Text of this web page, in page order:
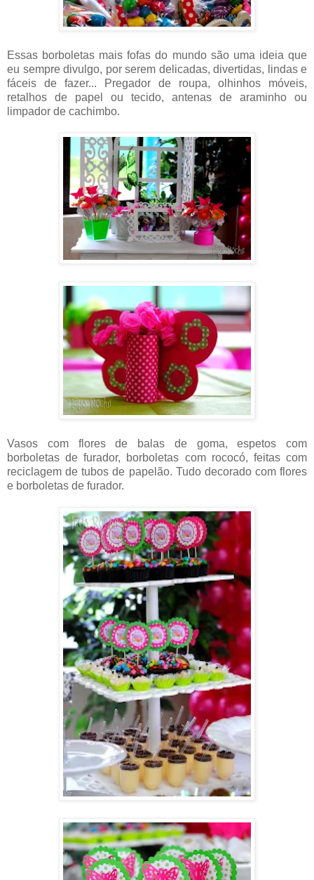
Essas borboletas mais fofas do mundo são uma ideia que
eu sempre divulgo, por serem delicadas, divertidas, lindas e
fáceis de fazer... Pregador de roupa, olhinhos móveis,
retalhos de papel ou tecido, antenas de araminho ou
limpador de cachimbo.
Vasos com flores de balas de goma, espetos com
borboletas de furador, borboletas com rococó, feitas com
reciclagem de tubos de papelão. Tudo decorado com flores
e borboletas de furador.